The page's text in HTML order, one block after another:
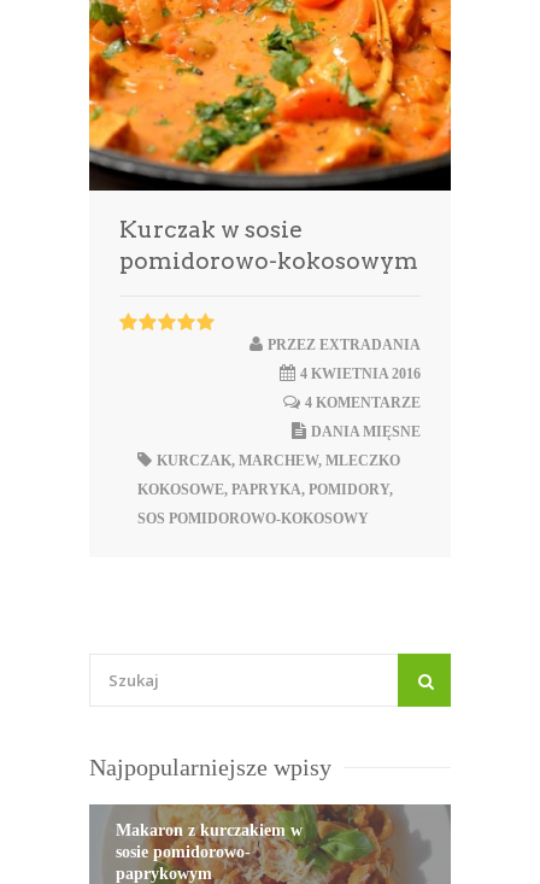
Kurczak w sosie
pomidorowo-kokosowym
PRZEZ EXTRADANIA
4 KWIETNIA 2016
4 KOMENTARZE
DANIA MIĘSNE
KURCZAK, MARCHEW, MLECZKO
KOKOSOWE, PAPRYKA, POMIDORY,
SOS POMIDOROWO-KOKOSOWY
Najpopularniejsze wpisy
Makaron z kurczakiem w
sosie pomidorowo-
paprykowym